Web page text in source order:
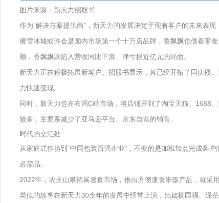
图片来源：新天力招股书
作为“解决方案提供商”，新天力的发展决定于现有客户的未来表
蜜雪冰城或许会是国内市场第一个十万店品牌，香飘飘也借着零
额，香飘飘则陷入营收同比下滑、净亏损近亿元的局面。
新天力正在积极拓展新客户。招股书显示，其已经开拓了同庆楼
力快速变现。
同时，新天力也在布局C端市场，将店铺开到了淘宝天猫、1688
较多，主要系减少了亚马逊平台、京东自营的销售。
时代的交汇处
从家庭式作坊到“中国包装百强企业”，不变的是加班加点完成客
必需品。
2022年，农夫山泉拓展速食市场，推出方便速食米饭产品，就
类似的故事在新天力30余年的发展中经常上演，比如杨国福、绿